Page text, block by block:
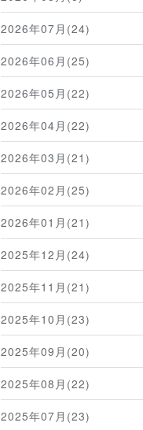
2026年07月(24)
2026年06月(25)
2026年05月(22)
2026年04月(22)
2026年03月(21)
2026年02月(25)
2026年01月(21)
2025年12月(24)
2025年11月(21)
2025年10月(23)
2025年09月(20)
2025年08月(22)
2025年07月(23)